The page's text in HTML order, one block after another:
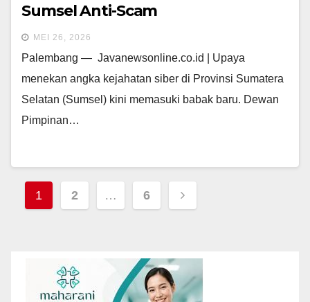
Sumsel Anti-Scam
MEI 26, 2026
Palembang — Javanewsonline.co.id | Upaya
menekan angka kejahatan siber di Provinsi Sumatera
Selatan (Sumsel) kini memasuki babak baru. Dewan
Pimpinan…
Navigasi
pos
1 2 … 6